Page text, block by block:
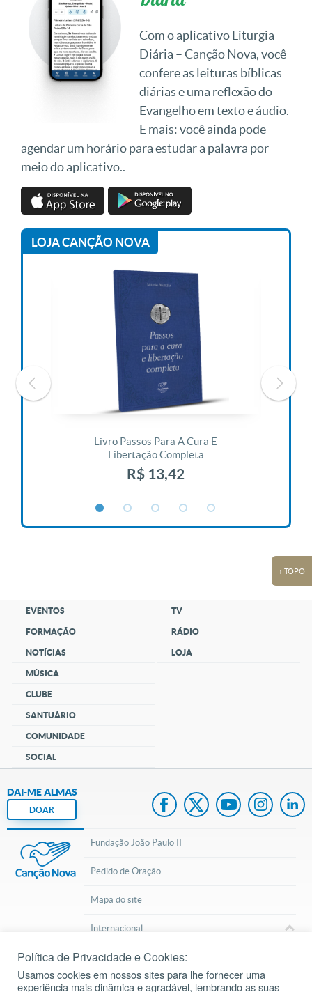
Com o aplicativo Liturgia
Diária – Canção Nova, você
confere as leituras bíblicas
diárias e uma reflexão do
Evangelho em texto e áudio.
E mais: você ainda pode
agendar um horário para estudar a palavra por
meio do aplicativo..
LOJA CANÇÃO NOVA
Livro Passos Para A Cura E
Libertação Completa
R$ 13,42
↑ TOPO
EVENTOS
FORMAÇÃO
NOTÍCIAS
MÚSICA
CLUBE
SANTUÁRIO
COMUNIDADE
SOCIAL
TV
RÁDIO
LOJA
DAI-ME ALMAS
DOAR
Fundação João Paulo II
Pedido de Oração
Mapa do site
Internacional
cancaonova.com © 2002 – 2026Todos os direitos reservados.
Política de Privacidade e Cookies:
Usamos cookies em nossos sites para lhe fornecer uma
experiência mais dinâmica e agradável, lembrando as suas